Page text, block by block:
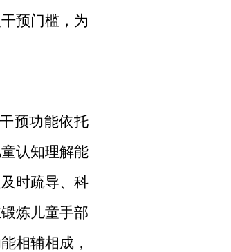
预门槛，为
预功能依托
认知理解能
时疏导、科
炼儿童手部
相辅相成，